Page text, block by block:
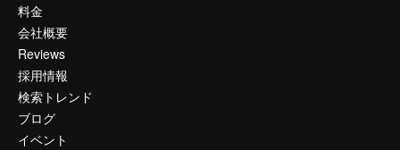
料金
会社概要
Reviews
採用情報
検索トレンド
ブログ
イベント